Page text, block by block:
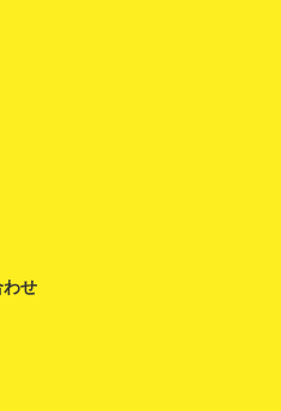
わせ